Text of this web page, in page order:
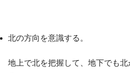
北の方向を意識する。
地上で北を把握して、地下でも